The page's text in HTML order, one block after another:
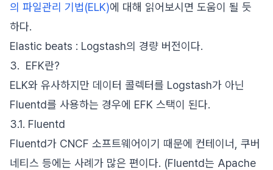
의 파일관리 기법(ELK)에 대해 읽어보시면 도움이 될 듯
하다.
Elastic beats : Logstash의 경량 버전이다.
3. EFK란?
ELK와 유사하지만 데이터 콜렉터를 Logstash가 아닌
Fluentd를 사용하는 경우에 EFK 스택이 된다.
3.1. Fluentd
Fluentd가 CNCF 소프트웨어이기 때문에 컨테이너, 쿠버
네티스 등에는 사례가 많은 편이다. (Fluentd는 Apache